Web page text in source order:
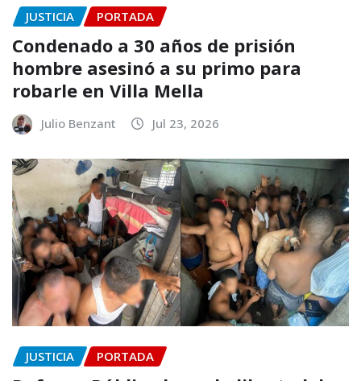
JUSTICIA PORTADA
Condenado a 30 años de prisión
hombre asesinó a su primo para
robarle en Villa Mella
Julio Benzant Jul 23, 2026
JUSTICIA PORTADA